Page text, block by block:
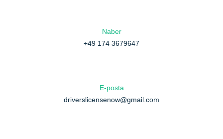
Naber
+49 174 3679647
E-posta
driverslicensenow@gmail.com